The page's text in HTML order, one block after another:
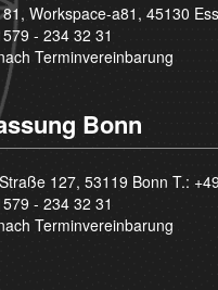
Workspace-a81, 45130
- 234 32 31
Terminvereinbarung
Bonn
127, 53119 Bonn T.:
- 234 32 31
Terminvereinbarung